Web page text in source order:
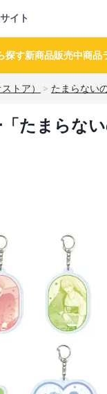
イト
探す新商品販売中商品
トア） たまらない
たまらな